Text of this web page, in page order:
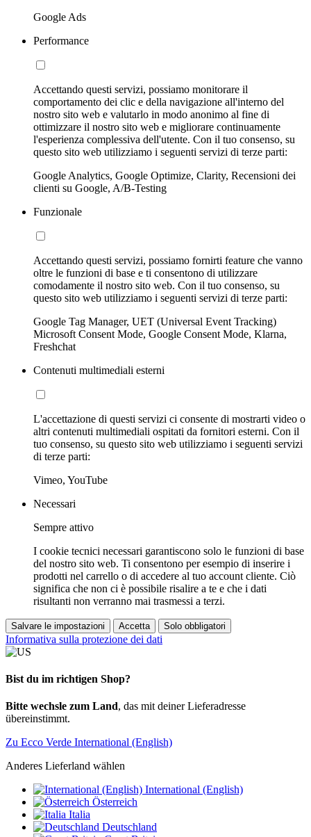
Google Ads
Performance
Accettando questi servizi, possiamo monitorare il
comportamento dei clic e della navigazione all'interno del
nostro sito web e valutarlo in modo anonimo al fine di
ottimizzare il nostro sito web e migliorare continuamente
l'esperienza complessiva dell'utente. Con il tuo consenso, su
questo sito web utilizziamo i seguenti servizi di terze parti:
Google Analytics, Google Optimize, Clarity, Recensioni dei
clienti su Google, A/B-Testing
Funzionale
Accettando questi servizi, possiamo fornirti feature che vanno
oltre le funzioni di base e ti consentono di utilizzare
comodamente il nostro sito web. Con il tuo consenso, su
questo sito web utilizziamo i seguenti servizi di terze parti:
Google Tag Manager, UET (Universal Event Tracking)
Microsoft Consent Mode, Google Consent Mode, Klarna,
Freshchat
Contenuti multimediali esterni
L'accettazione di questi servizi ci consente di mostrarti video o
altri contenuti multimediali ospitati da fornitori esterni. Con il
tuo consenso, su questo sito web utilizziamo i seguenti servizi
di terze parti:
Vimeo, YouTube
Necessari
Sempre attivo
I cookie tecnici necessari garantiscono solo le funzioni di base
del nostro sito web. Ti consentono per esempio di inserire i
prodotti nel carrello o di accedere al tuo account cliente. Ciò
significa che non ci è possibile risalire a te e che i dati
risultanti non verranno mai trasmessi a terzi.
Salvare le impostazioni Accetta Solo obbligatori
Informativa sulla protezione dei dati
Bist du im richtigen Shop?
Bitte wechsle zum Land, das mit deiner Lieferadresse
übereinstimmt.
Zu Ecco Verde International (English)
Anderes Lieferland wählen
International (English)
Österreich
Italia
Deutschland